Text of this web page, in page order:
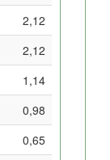
2,12
2,12
1,14
0,98
0,65